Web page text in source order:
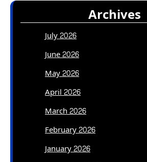
Archives
July 2026
June 2026
May 2026
April 2026
March 2026
February 2026
January 2026